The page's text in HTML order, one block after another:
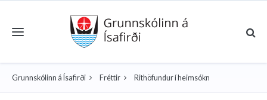
Toggle navigation
Grunnskólinn á Ísafirði Fréttir Rithöfundur í heimsókn